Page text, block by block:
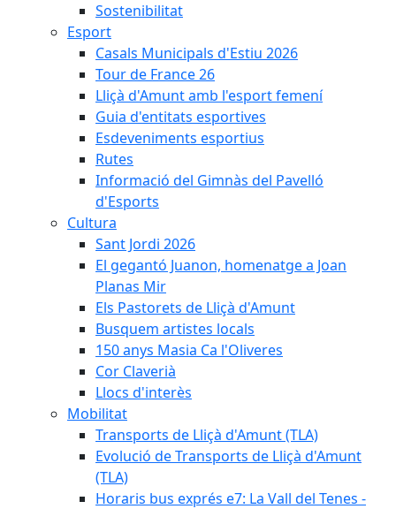
Sostenibilitat
Esport
Casals Municipals d'Estiu 2026
Tour de France 26
Lliçà d'Amunt amb l'esport femení
Guia d'entitats esportives
Esdeveniments esportius
Rutes
Informació del Gimnàs del Pavelló
d'Esports
Cultura
Sant Jordi 2026
El gegantó Juanon, homenatge a Joan
Planas Mir
Els Pastorets de Lliçà d'Amunt
Busquem artistes locals
150 anys Masia Ca l'Oliveres
Cor Claverià
Llocs d'interès
Mobilitat
Transports de Lliçà d'Amunt (TLA)
Evolució de Transports de Lliçà d'Amunt
(TLA)
Horaris bus exprés e7: La Vall del Tenes -